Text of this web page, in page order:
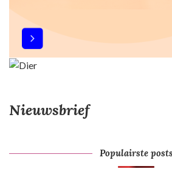
Nieuwsbrief
Populairste posts